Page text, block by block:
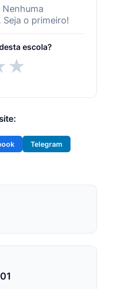
Nenhuma
Seja o primeiro!
escola?
★
Telegram